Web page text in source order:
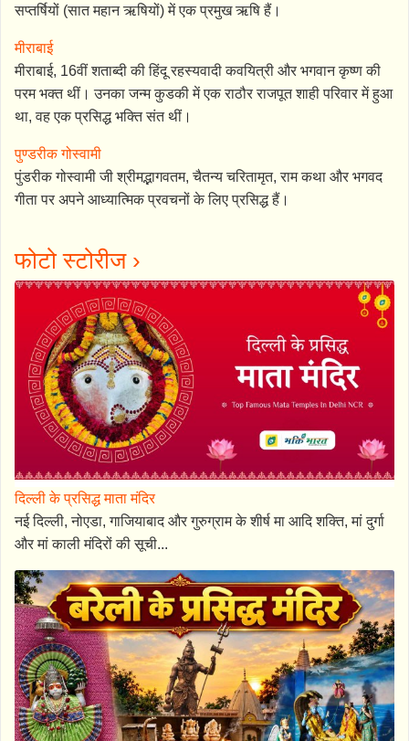
सप्तर्षियों (सात महान ऋषियों) में एक प्रमुख ऋषि हैं।
मीराबाई
मीराबाई, 16वीं शताब्दी की हिंदू रहस्यवादी कवयित्री और भगवान कृष्ण की
परम भक्त थीं। उनका जन्म कुडकी में एक राठौर राजपूत शाही परिवार में हुआ
था, वह एक प्रसिद्ध भक्ति संत थीं।
पुण्डरीक गोस्वामी
पुंडरीक गोस्वामी जी श्रीमद्भागवतम, चैतन्य चरितामृत, राम कथा और भगवद
गीता पर अपने आध्यात्मिक प्रवचनों के लिए प्रसिद्ध हैं।
फोटो स्टोरीज ›
दिल्ली के प्रसिद्ध माता मंदिर
नई दिल्ली, नोएडा, गाजियाबाद और गुरुग्राम के शीर्ष मा आदि शक्ति, मां दुर्गा
और मां काली मंदिरों की सूची...